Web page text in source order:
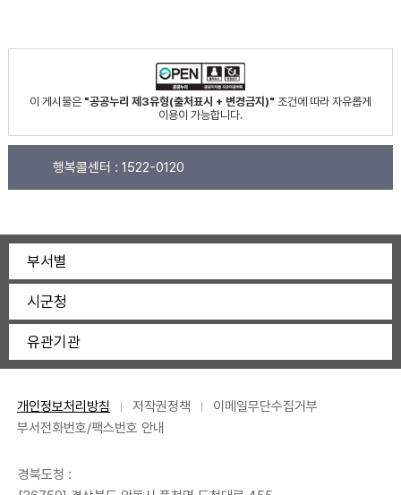
이 게시물은 "공공누리 제3유형(출처표시 + 변경금지)" 조건에 따라 자유롭게
이용이 가능합니다.
행복콜센터 : 1522-0120
부서별
시군청
유관기관
개인정보처리방침 저작권정책
이메일무단수집거부
부서전화번호/팩스번호 안내
경북도청 :